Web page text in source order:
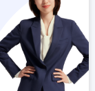
ガードレール実装